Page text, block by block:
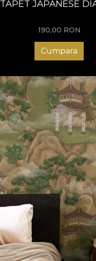
TAPET JAPANESE
190,00 RON
Cumpara